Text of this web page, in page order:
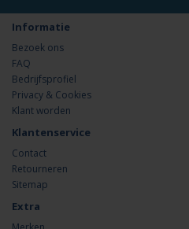
Informatie
Bezoek ons
FAQ
Bedrijfsprofiel
Privacy & Cookies
Klant worden
Klantenservice
Contact
Retourneren
Sitemap
Extra